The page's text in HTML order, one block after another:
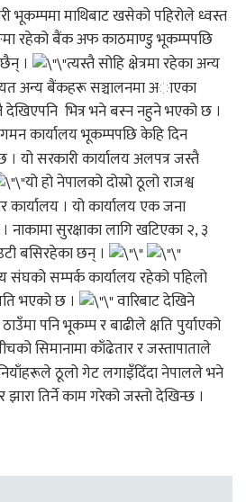
भूकम्पमा माथिबाट खसेको पहिरोले ध्वस्त
रहेको बैंक अफ काठमाण्डु भूकम्पपछि
।
त्यस्तै सोहि क्षेत्रमा रहेका अन्य
अन्य बैंकहरू सञ्चालनमा अाएका
भित्र भने बस्न नहुने भएको छ ।
कार्यालय भूकम्पपछि केहि दिन
यो सरकारी कार्यालय अलपत्र जस्तै
यो हो नेपालको दोस्रो ठूलो राजश्व
कार्यालय । यो कार्यालय एक जना
नाकामा सुरक्षाका लागि खटिएका २, ३
बसिरहेका छन् ।
संघको सम्पर्क कार्यालय रहेको पहिलो
भएको छ ।
वारिबाट देखिने
पनि भूकम्प र बाढीले क्षति पुर्याएको
सिमानामा काँढेतार र जस्तापाताले
ठूलो गेट लगाइँदिँदा नेपालले भने
झारा तिर्ने काम गरेको जस्तो देखिन्छ ।